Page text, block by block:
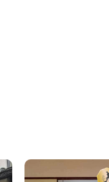
藤井寺A邸